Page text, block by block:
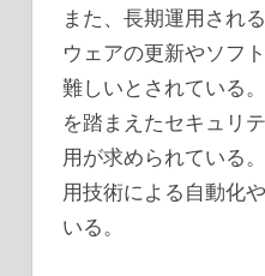
また、長期運用され
ウェアの更新やソフ
難しいとされている
を踏まえたセキュリ
用が求められている
用技術による自動化
いる。